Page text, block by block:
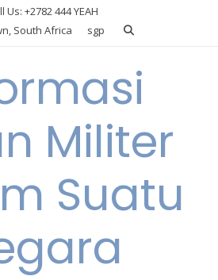
Us: +2782 444 YEAH
South Africa
sgp
Militer
Suatu